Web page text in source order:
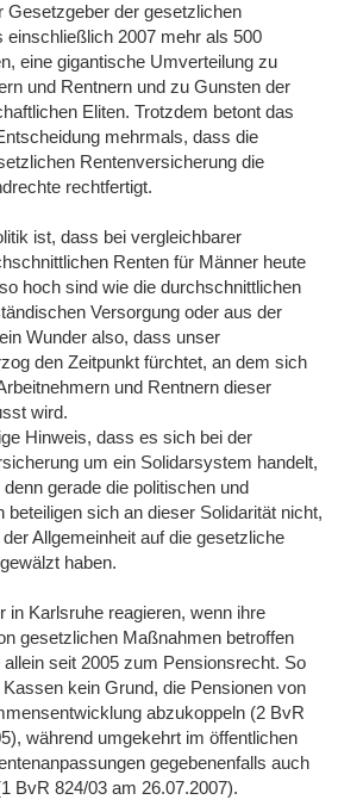
Gesetzgeber der gesetzlichen
einschließlich 2007 mehr als 500
eine gigantische Umverteilung zu
und Rentnern und zu Gunsten der
Eliten. Trotzdem betont das
mehrmals, dass die
Rentenversicherung die
rechtfertigt.
ist, dass bei vergleichbarer
Renten für Männer heute
hoch sind wie die durchschnittlichen
Versorgung oder aus der
Wunder also, dass unser
den Zeitpunkt fürchtet, an dem sich
und Rentnern dieser
wird.
Hinweis, dass es sich bei der
um ein Solidarsystem handelt,
gerade die politischen und
beteiligen sich an dieser Solidarität nicht,
Allgemeinheit auf die gesetzliche
haben.
in Karlsruhe reagieren, wenn ihre
gesetzlichen Maßnahmen betroffen
seit 2005 zum Pensionsrecht. So
kein Grund, die Pensionen von
abzukoppeln (2 BvR
während umgekehrt im öffentlichen
gegebenenfalls auch
BvR 824/03 am 26.07.2007).